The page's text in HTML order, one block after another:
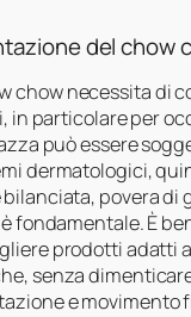
del chow
chow necessita di
in particolare per
può essere
dermatologici,
povera di
fondamentale. È
prodotti adatti
senza
e movimento